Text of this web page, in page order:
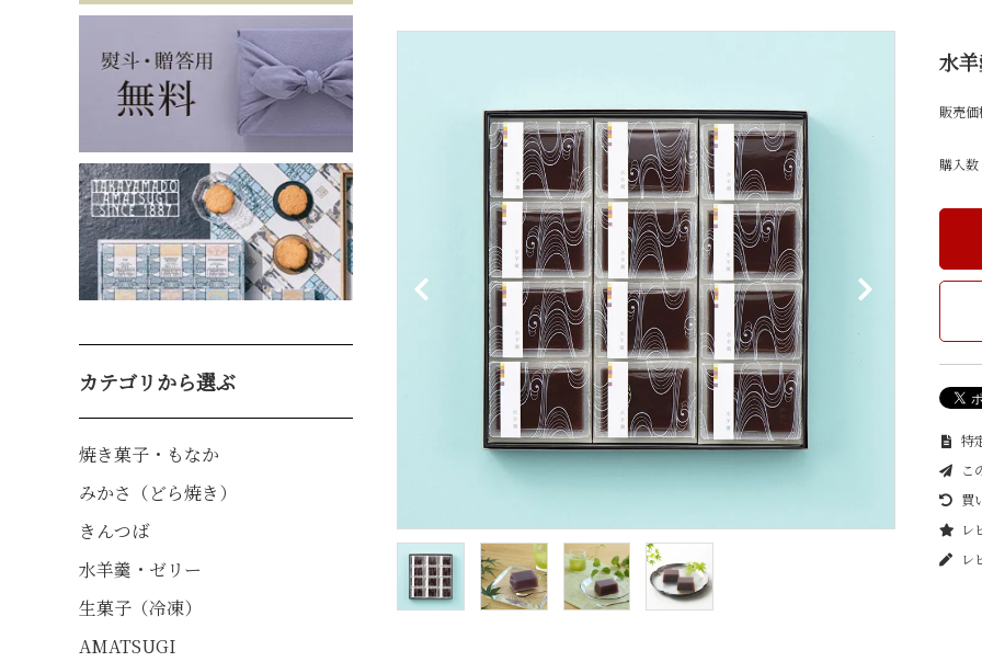
焼き菓子・もなか みかさ（どら焼き） きんつば 水羊羹・ゼリー
水
販売価
購入数
特
こ
買
レ
レ
カテゴリから選ぶ
焼き菓子・もなか
みかさ（どら焼き）
きんつば
水羊羹・ゼリー
生菓子（冷凍）
AMATSUGI